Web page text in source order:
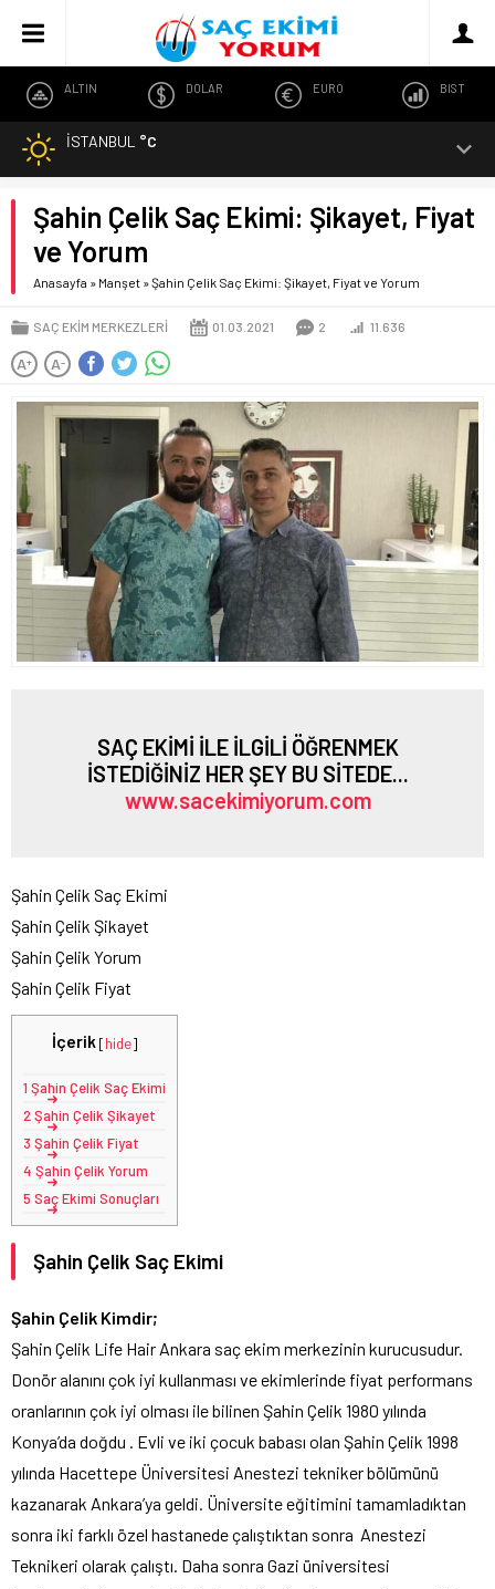
ALTIN DOLAR EURO BIST
İSTANBUL °C
Şahin Çelik Saç Ekimi: Şikayet, Fiyat
ve Yorum
Anasayfa » Manşet »Şahin Çelik Saç Ekimi: Şikayet, Fiyat ve Yorum
SAÇ EKIM MERKEZLERI 01.03.2021 2 11.636
A+ A-
SAÇ EKİMİ İLE İLGİLİ ÖĞRENMEK
İSTEDİĞİNİZ HER ŞEY BU SİTEDE...
www.sacekimiyorum.com
Şahin Çelik Saç Ekimi
Şahin Çelik Şikayet
Şahin Çelik Yorum
Şahin Çelik Fiyat
İçerik[hide]
1 Şahin Çelik Saç Ekimi
2Şahin Çelik Şikayet
3 Şahin Çelik Fiyat
4 Şahin Çelik Yorum
5 Saç Ekimi Sonuçları
Şahin Çelik Saç Ekimi
Şahin Çelik Kimdir;
Şahin Çelik Life Hair Ankara saç ekim merkezinin kurucusudur.
Donör alanını çok iyi kullanması ve ekimlerinde fiyat performans
oranlarının çok iyi olması ile bilinen Şahin Çelik 1980 yılında
Konya’da doğdu . Evli ve iki çocuk babası olan Şahin Çelik 1998
yılında Hacettepe Üniversitesi Anestezi tekniker bölümünü
kazanarak Ankara’ya geldi. Üniversite eğitimini tamamladıktan
sonra iki farklı özel hastanede çalıştıktan sonra Anestezi
Teknikeri olarak çalıştı. Daha sonra Gazi üniversitesi